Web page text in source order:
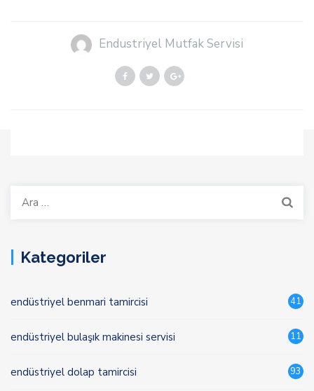
Endustriyel Mutfak Servisi
Arama:
Kategoriler
endüstriyel benmari tamircisi 41
endüstriyel bulaşık makinesi servisi 11
endüstriyel dolap tamircisi 93